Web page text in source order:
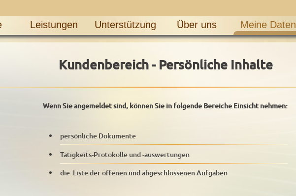
Leistungen Unterstützung Über uns Meine Daten
Kundenbereich - Persönliche Inhalte
Wenn Sie angemeldet sind, können Sie in folgende Bereiche Einsicht nehmen:
persönliche Dokumente
Tätigkeits-Protokolle und -auswertungen
die Liste der offenen und abgeschlossenen Aufgaben